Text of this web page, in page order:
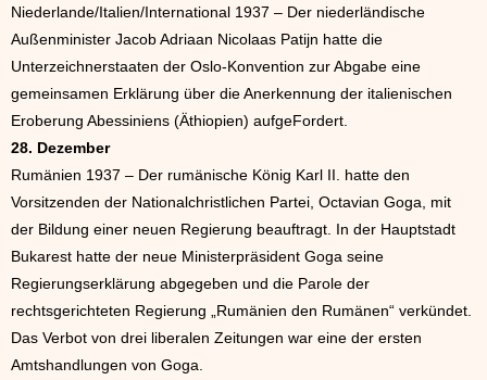
Niederlande/Italien/International 1937 – Der niederländische
Außenminister Jacob Adriaan Nicolaas Patijn hatte die
Unterzeichnerstaaten der Oslo-Konvention zur Abgabe eine
gemeinsamen Erklärung über die Anerkennung der italienischen
Eroberung Abessiniens (Äthiopien) aufgeFordert.
28. Dezember
Rumänien 1937 – Der rumänische König Karl II. hatte den
Vorsitzenden der Nationalchristlichen Partei, Octavian Goga, mit
der Bildung einer neuen Regierung beauftragt. In der Hauptstadt
Bukarest hatte der neue Ministerpräsident Goga seine
Regierungserklärung abgegeben und die Parole der
rechtsgerichteten Regierung „Rumänien den Rumänen“ verkündet.
Das Verbot von drei liberalen Zeitungen war eine der ersten
Amtshandlungen von Goga.